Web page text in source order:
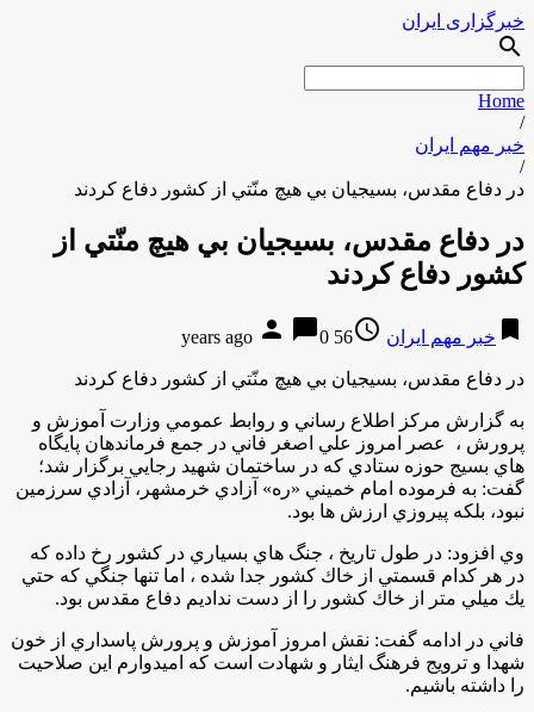
خبرگزاری ایران
search
Home
/
خبر مهم ایران
/
در دفاع مقدس، بسيجيان بي هيچ منّتي از كشور دفاع كردند
در دفاع مقدس، بسيجيان بي هيچ منّتي از
كشور دفاع كردند
bookmark خبر مهم ایران access_time
56 years ago
person chat_bubble0
در دفاع مقدس، بسيجيان بي هيچ منّتي از كشور دفاع كردند
به گزارش مركز اطلاع رساني و روابط عمومي وزارت آموزش و
پرورش ، عصر امروز علي اصغر فاني در جمع فرماندهان پايگاه
هاي بسيج حوزه ستادي كه در ساختمان شهيد رجايي برگزار شد؛
گفت: به فرموده امام خميني «ره» آزادي خرمشهر، آزادي سرزمين
نبود، بلكه پيروزي ارزش ها بود.
وي افزود: در طول تاريخ ، جنگ هاي بسياري در كشور رخ داده كه
در هر كدام قسمتي از خاك كشور جدا شده ، اما تنها جنگي كه حتي
يك ميلي متر از خاك كشور را از دست نداديم دفاع مقدس بود.
فاني در ادامه گفت: نقش امروز آموزش و پرورش پاسداري از خون
شهدا و ترويج فرهنگ ايثار و شهادت است كه اميدوارم اين صلاحيت
را داشته باشيم.